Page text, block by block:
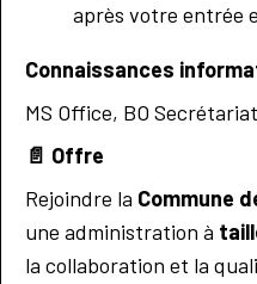
après votre entrée
Connaissances
MS Office, BO
📄 Offre
Rejoindre la Commune
une administration à
la collaboration et la